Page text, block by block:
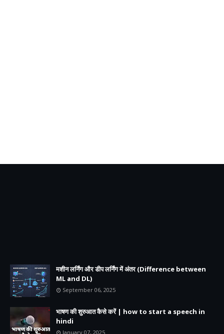
मशीन लर्निंग और डीप लर्निंग में अंतर (Difference between
ML and DL)
September 06, 2025
भाषण की शुरुआत कैसे करें | how to start a speech in
hindi
January 07, 2025